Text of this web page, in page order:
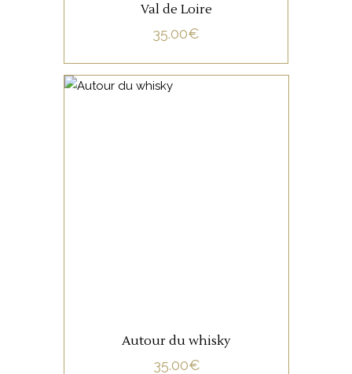
Val de Loire
35.00€
Autour du whisky
35.00€